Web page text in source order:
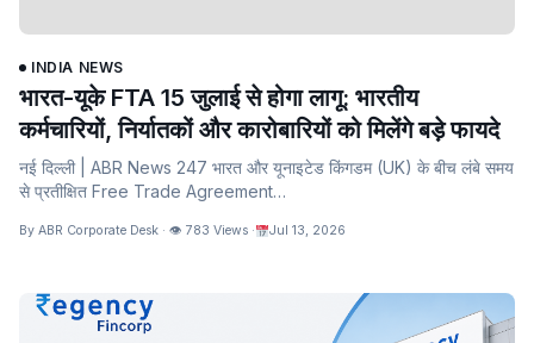
INDIA NEWS
भारत-यूके FTA 15 जुलाई से होगा लागू: भारतीय
कर्मचारियों, निर्यातकों और कारोबारियों को मिलेंगे बड़े फायदे
नई दिल्ली | ABR News 247 भारत और यूनाइटेड किंगडम (UK) के बीच लंबे समय
से प्रतीक्षित Free Trade Agreement…
By ABR Corporate Desk · 👁 783 Views · Jul 13, 2026